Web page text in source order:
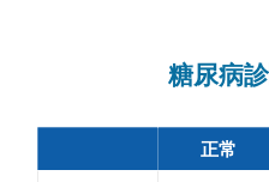
糖尿病
正常